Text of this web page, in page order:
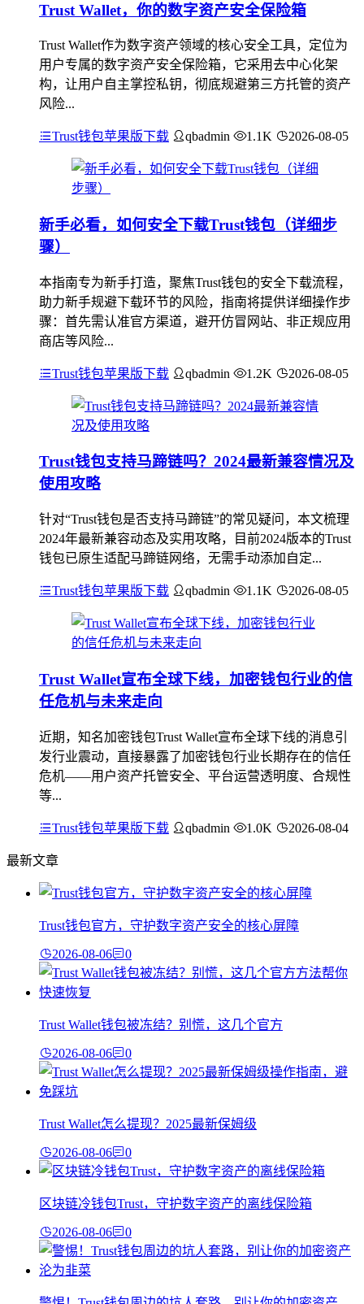
Trust Wallet，你的数字资产安全保险箱
Trust Wallet作为数字资产领域的核心安全工具，定位为
用户专属的数字资产安全保险箱，它采用去中心化架
构，让用户自主掌控私钥，彻底规避第三方托管的资产
风险...
Trust钱包苹果版下载 qbadmin 1.1K 2026-08-05
新手必看，如何安全下载Trust钱包（详细步
骤）
本指南专为新手打造，聚焦Trust钱包的安全下载流程，
助力新手规避下载环节的风险，指南将提供详细操作步
骤：首先需认准官方渠道，避开仿冒网站、非正规应用
商店等风险...
Trust钱包苹果版下载 qbadmin 1.2K 2026-08-05
Trust钱包支持马蹄链吗？2024最新兼容情况及
使用攻略
针对“Trust钱包是否支持马蹄链”的常见疑问，本文梳理
2024年最新兼容动态及实用攻略，目前2024版本的Trust
钱包已原生适配马蹄链网络，无需手动添加自定...
Trust钱包苹果版下载 qbadmin 1.1K 2026-08-05
Trust Wallet宣布全球下线，加密钱包行业的信
任危机与未来走向
近期，知名加密钱包Trust Wallet宣布全球下线的消息引
发行业震动，直接暴露了加密钱包行业长期存在的信任
危机——用户资产托管安全、平台运营透明度、合规性
等...
Trust钱包苹果版下载 qbadmin 1.0K 2026-08-04
最新文章
Trust钱包官方，守护数字资产安全的核心屏障
2026-08-06 0
Trust Wallet钱包被冻结？别慌，这几个官方
2026-08-06 0
Trust Wallet怎么提现？2025最新保姆级
2026-08-06 0
区块链冷钱包Trust，守护数字资产的离线保险箱
2026-08-06 0